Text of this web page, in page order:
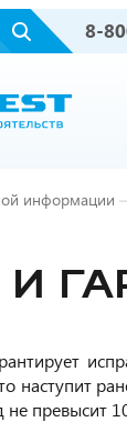
8-
информации
наступит
превысит